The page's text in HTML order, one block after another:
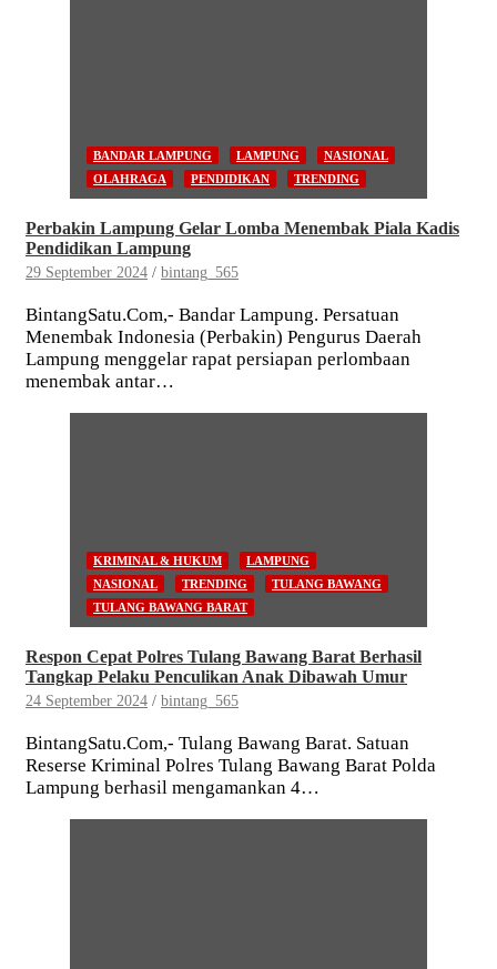
BANDAR LAMPUNG LAMPUNG
NASIONAL
OLAHRAGA
PENDIDIKAN TRENDING
Perbakin Lampung Gelar Lomba Menembak Piala Kadis
Pendidikan Lampung
29 September 2024 bintang_565
BintangSatu.Com,- Bandar Lampung. Persatuan
Menembak Indonesia (Perbakin) Pengurus Daerah
Lampung menggelar rapat persiapan perlombaan
menembak antar…
KRIMINAL & HUKUM
LAMPUNG
NASIONAL
TRENDING
TULANG BAWANG
TULANG BAWANG BARAT
Respon Cepat Polres Tulang Bawang Barat Berhasil
Tangkap Pelaku Penculikan Anak Dibawah Umur
24 September 2024 bintang_565
BintangSatu.Com,- Tulang Bawang Barat. Satuan
Reserse Kriminal Polres Tulang Bawang Barat Polda
Lampung berhasil mengamankan 4…